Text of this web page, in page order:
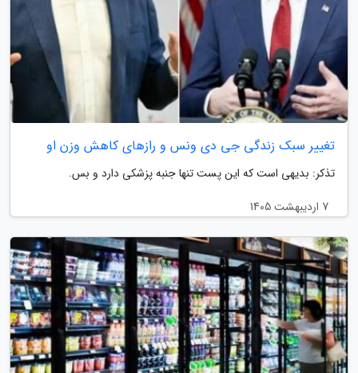
تغییر سبک زندگی جی دی ونس و رازهای کاهش وزن او
تذکر: بدیهی است که این پست تنها جنبه پزشکی دارد و بس.
7 اردیبهشت 1405